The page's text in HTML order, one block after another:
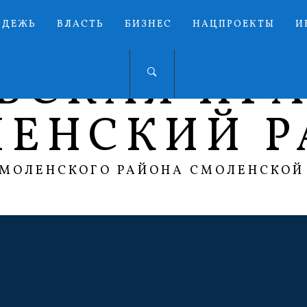
ВЛАСТЬ БИЗНЕС НАЦПРОЕКТЫ
РАЙОНА